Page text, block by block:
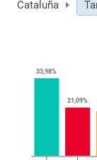
Cataluña
33,98%
21,09%